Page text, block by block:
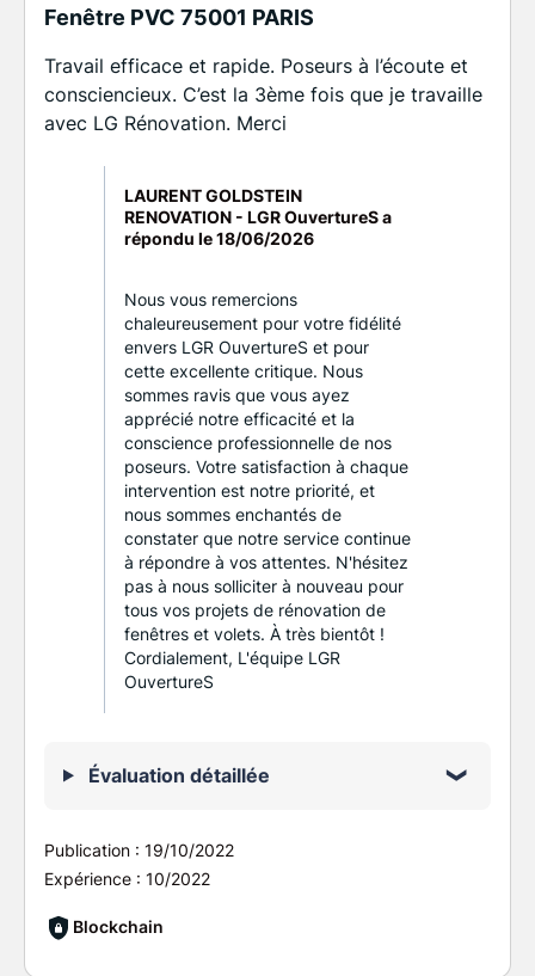
Fenêtre PVC 75001 PARIS
Travail efficace et rapide. Poseurs à l’écoute et
consciencieux. C’est la 3ème fois que je travaille
avec LG Rénovation. Merci
LAURENT GOLDSTEIN
RENOVATION - LGR OuvertureS a
répondu le18/06/2026
Nous vous remercions
chaleureusement pour votre fidélité
envers LGR OuvertureS et pour
cette excellente critique. Nous
sommes ravis que vous ayez
apprécié notre efficacité et la
conscience professionnelle de nos
poseurs. Votre satisfaction à chaque
intervention est notre priorité, et
nous sommes enchantés de
constater que notre service continue
à répondre à vos attentes. N'hésitez
pas à nous solliciter à nouveau pour
tous vos projets de rénovation de
fenêtres et volets. À très bientôt !
Cordialement, L'équipe LGR
OuvertureS
Évaluation détaillée
Publication : 19/10/2022
Expérience : 10/2022
Blockchain